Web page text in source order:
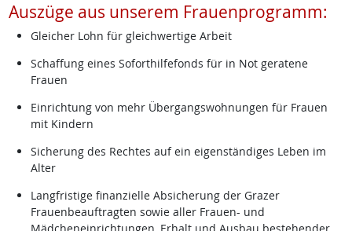
Auszüge aus unserem Frauenprogramm:
Gleicher Lohn für gleichwertige Arbeit
Schaffung eines Soforthilfefonds für in Not geratene
Frauen
Einrichtung von mehr Übergangswohnungen für Frauen
mit Kindern
Sicherung des Rechtes auf ein eigenständiges Leben im
Alter
Langfristige finanzielle Absicherung der Grazer
Frauenbeauftragten sowie aller Frauen- und